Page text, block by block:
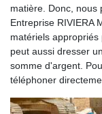
matière. Donc, nous
Entreprise RIVIERA
matériels
peut aussi dresser
somme d'argent.
téléphoner